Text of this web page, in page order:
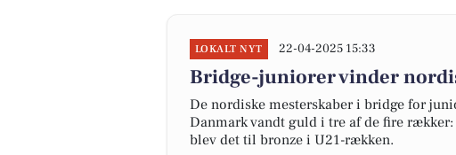
LOKALT NYT 22-04-2025 15:33
Bridge-juniorer vinder
De nordiske mesterskaber i bridge for
Danmark vandt guld i tre af de fire
blev det til bronze i U21-rækken.